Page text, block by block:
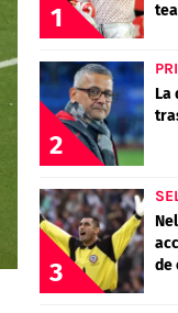
1
2
La
3
de